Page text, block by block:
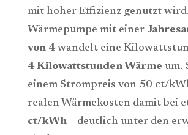
mit hoher Effizienz genutzt
Wärmepumpe mit einer
von 4wandelt eine
4 Kilowattstunden Wärme um.
einem Strompreis von 50 ct/
realen Wärmekosten damit bei
ct/kWh– deutlich unter den